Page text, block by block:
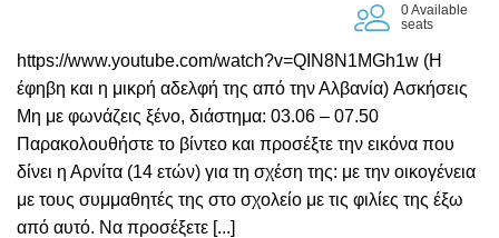
0 Available
seats
https://www.youtube.com/watch?v=QIN8N1MGh1w (Η
έφηβη και η μικρή αδελφή της από την Αλβανία) Ασκήσεις
Μη με φωνάζεις ξένο, διάστημα: 03.06 – 07.50
Παρακολουθήστε το βίντεο και προσέξτε την εικόνα που
δίνει η Αρνίτα (14 ετών) για τη σχέση της: με την οικογένεια
με τους συμμαθητές της στο σχολείο με τις φιλίες της έξω
από αυτό. Να προσέξετε [...]